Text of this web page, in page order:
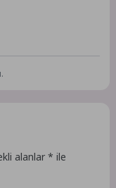
alanlar* ile